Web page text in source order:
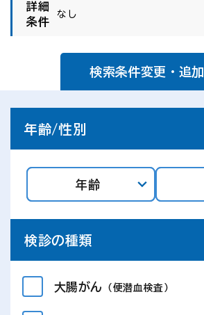
詳細
条件
なし
検索条件変更・追加
年齢/性別
年齢
検診の種類
大腸がん （便潜血検査）